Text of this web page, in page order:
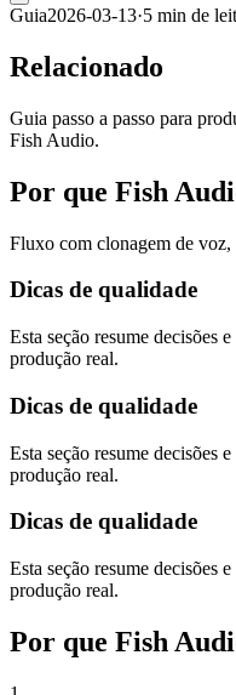
Guia2026-03-13·5 min de
Relacionado
Guia passo a passo para
Fish Audio.
Por que Fish
Fluxo com clonagem de
Dicas de qualidade
Esta seção resume decisões
produção real.
Dicas de qualidade
Esta seção resume decisões
produção real.
Dicas de qualidade
Esta seção resume decisões
produção real.
Por que Fish